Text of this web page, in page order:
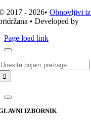
2017 - 2026•Obnovljivi
• Developed by
Page load link
IZBORNIK